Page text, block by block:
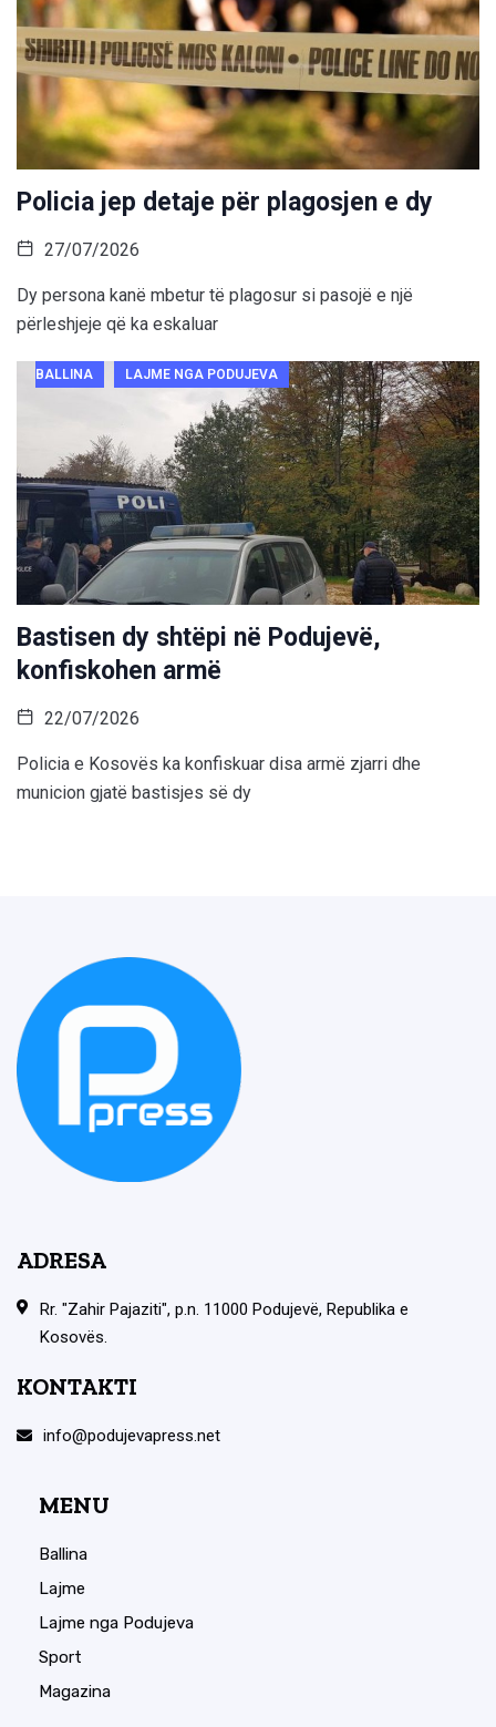
Policia jep detaje për plagosjen e dy
27/07/2026
Dy persona kanë mbetur të plagosur si pasojë e një
përleshjeje që ka eskaluar
BALLINA LAJME NGA PODUJEVA
Bastisen dy shtëpi në Podujevë,
konfiskohen armë
22/07/2026
Policia e Kosovës ka konfiskuar disa armë zjarri dhe
municion gjatë bastisjes së dy
ADRESA
Rr. "Zahir Pajaziti", p.n. 11000 Podujevë, Republika e
Kosovës.
KONTAKTI
info@podujevapress.net
MENU
Ballina
Lajme
Lajme nga Podujeva
Sport
Magazina